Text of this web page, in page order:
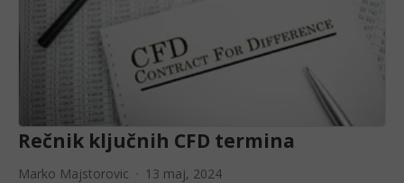
Rečnik ključnih CFD termina
Marko Majstorovic 13 maj, 2024